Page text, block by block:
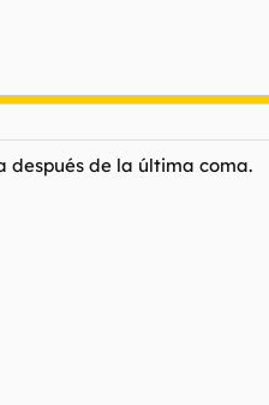
de la última coma.